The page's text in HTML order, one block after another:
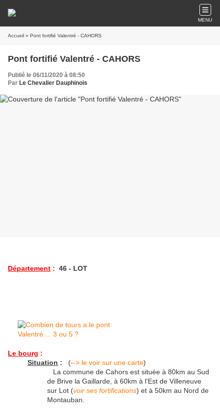
MENU
Accueil » Pont fortifié Valentré - CAHORS
Pont fortifié Valentré - CAHORS
Publié le 06/11/2020 à 08:50
Par Le Chevalier Dauphinois
Département : 46 - LOT
Le bourg :
Situation : (--> le voir sur une carte)
La commune de Cahors est située à 80km au Sud
de Brive la Gaillarde, à 60km à l'Est de Villeneuve
sur Lot (voir ses fortifications) et à 50km au Nord de
Montauban.